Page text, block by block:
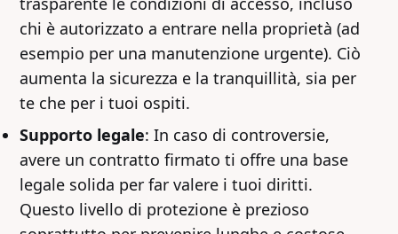
chi è autorizzato a entrare nella proprietà (ad
esempio per una manutenzione urgente). Ciò
aumenta la sicurezza e la tranquillità, sia per
te che per i tuoi ospiti.
Supporto legale: In caso di controversie,
avere un contratto firmato ti offre una base
legale solida per far valere i tuoi diritti.
Questo livello di protezione è prezioso